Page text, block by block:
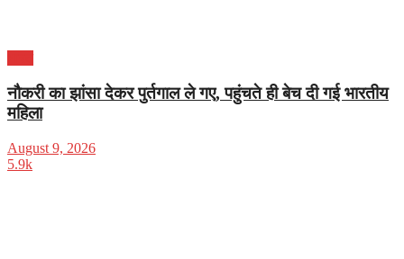
नौकरी का झांसा देकर पुर्तगाल ले गए, पहुंचते ही बेच दी गई भारतीय
महिला
August 9, 2026
5.9k